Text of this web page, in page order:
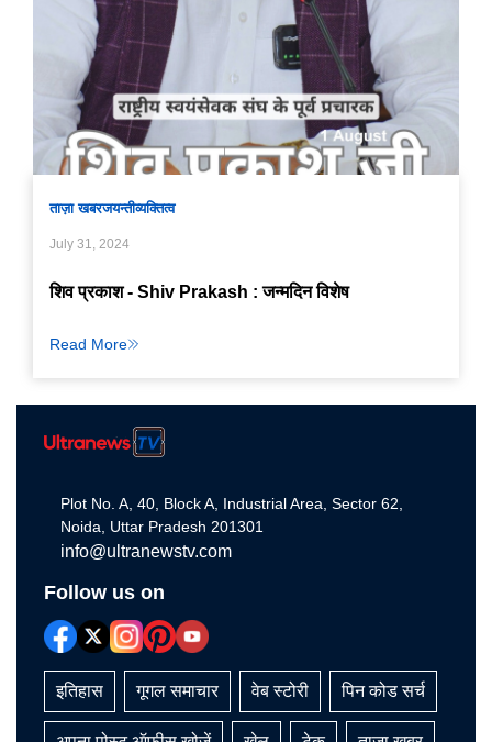
ताज़ा खबरजयन्तीव्यक्तित्व
July 31, 2024
शिव प्रकाश - Shiv Prakash : जन्मदिन विशेष
Read More
Plot No. A, 40, Block A, Industrial Area, Sector 62,
Noida, Uttar Pradesh 201301
info@ultranewstv.com
Follow us on
इतिहास गूगल समाचार वेब स्टोरी पिन कोड सर्च